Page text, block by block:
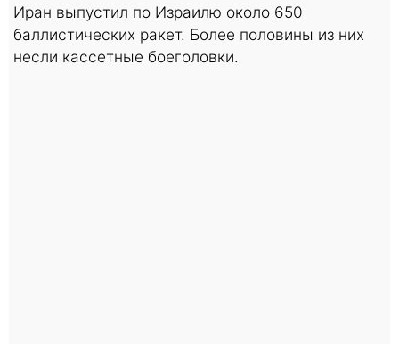
Иран выпустил по Израилю около 650
баллистических ракет. Более половины из них
несли кассетные боеголовки.